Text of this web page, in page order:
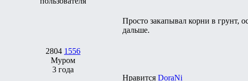
2804 1556
Муром
3 года
Просто закапывал корни в грунт,
дальше.
Нравится DoraNi